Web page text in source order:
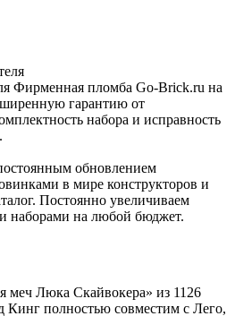
Фирменная пломба Go-Brick.ru на
гарантию от
набора и исправность
обновлением
в мире конструкторов и
Постоянно увеличиваем
наборами на любой бюджет.
меч Люка Скайвокера» из 1126
Кинг полностью совместим с Лего,